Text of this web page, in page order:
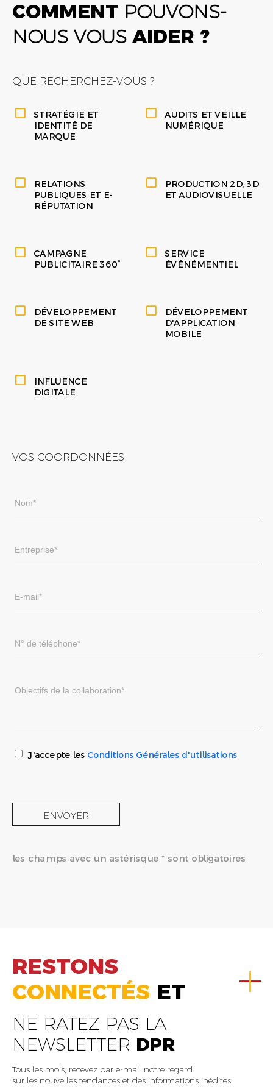
COMMENT POUVONS-
NOUS VOUS AIDER ?
QUE RECHERCHEZ-VOUS ?
STRATÉGIE ET
IDENTITÉ DE
MARQUE
AUDITS ET VEILLE
NUMÉRIQUE
RELATIONS
PUBLIQUES ET E-
RÉPUTATION
PRODUCTION 2D, 3D
ET AUDIOVISUELLE
CAMPAGNE
PUBLICITAIRE 360°
SERVICE
ÉVÉNÉMENTIEL
DÉVELOPPEMENT
DE SITE WEB
DÉVELOPPEMENT
D'APPLICATION
MOBILE
INFLUENCE
DIGITALE
VOS COORDONNÉES
J'accepte les Conditions Générales d'utilisations
ENVOYER
les champs avec un astérisque * sont obligatoires
RESTONS
CONNECTÉS ET
NE RATEZ PAS LA
NEWSLETTER DPR
Tous les mois, recevez par e-mail notre regard
sur les nouvelles tendances et des informations inédites.